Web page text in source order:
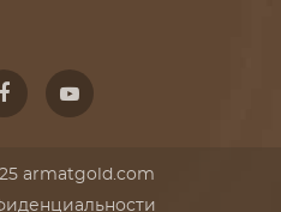
armatgold.com